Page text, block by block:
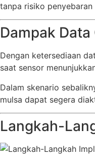
tanpa risiko
Dampak
Dengan ketersediaan
saat sensor
Dalam skenario
mulsa dapat segera
Langkah-